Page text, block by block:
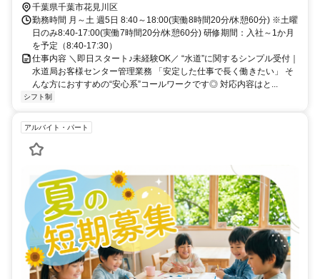
千葉線「京成幕張駅」
千葉県千葉市花見川区
勤務時間 月～土 週5日 8:40～18:00(実働8時間20分/休憩60分) ※土曜
日のみ8:40-17:00(実働7時間20分/休憩60分) 研修期間：入社～1か月
を予定（8:40-17:30）
仕事内容 ＼即日スタート♪未経験OK／ “水道”に関するシンプル受付｜
水道局お客様センター管理業務 「安定した仕事で長く働きたい」 そ
んな方におすすめの“安心系”コールワークです◎ 対応内容はと...
シフト制
アルバイト・パート